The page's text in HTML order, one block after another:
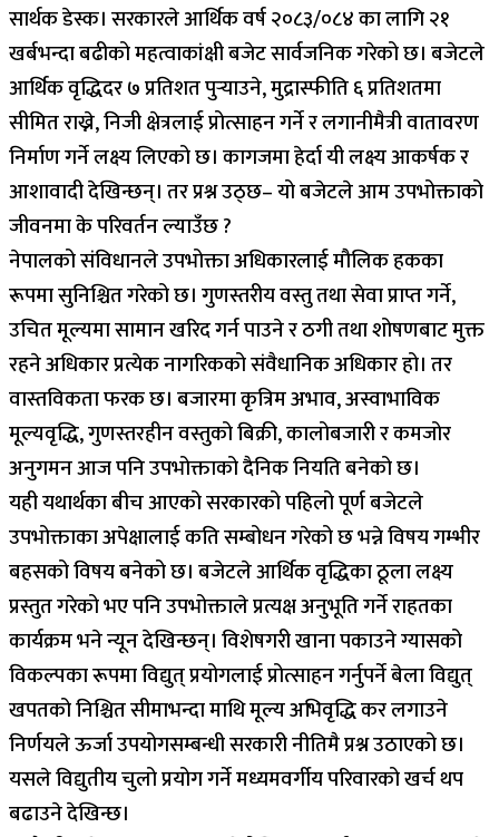
सार्थक डेस्क। सरकारले आर्थिक वर्ष २०८३/०८४ का लागि २१
खर्बभन्दा बढीको महत्वाकांक्षी बजेट सार्वजनिक गरेको छ। बजेटले
आर्थिक वृद्धिदर ७ प्रतिशत पुर्‍याउने, मुद्रास्फीति ६ प्रतिशतमा
सीमित राख्ने, निजी क्षेत्रलाई प्रोत्साहन गर्ने र लगानीमैत्री वातावरण
निर्माण गर्ने लक्ष्य लिएको छ। कागजमा हेर्दा यी लक्ष्य आकर्षक र
आशावादी देखिन्छन्। तर प्रश्न उठ्छ– यो बजेटले आम उपभोक्ताको
जीवनमा के परिवर्तन ल्याउँछ ?
नेपालको संविधानले उपभोक्ता अधिकारलाई मौलिक हकका
रूपमा सुनिश्चित गरेको छ। गुणस्तरीय वस्तु तथा सेवा प्राप्त गर्ने,
उचित मूल्यमा सामान खरिद गर्न पाउने र ठगी तथा शोषणबाट मुक्त
रहने अधिकार प्रत्येक नागरिकको संवैधानिक अधिकार हो। तर
वास्तविकता फरक छ। बजारमा कृत्रिम अभाव, अस्वाभाविक
मूल्यवृद्धि, गुणस्तरहीन वस्तुको बिक्री, कालोबजारी र कमजोर
अनुगमन आज पनि उपभोक्ताको दैनिक नियति बनेको छ।
यही यथार्थका बीच आएको सरकारको पहिलो पूर्ण बजेटले
उपभोक्ताका अपेक्षालाई कति सम्बोधन गरेको छ भन्ने विषय गम्भीर
बहसको विषय बनेको छ। बजेटले आर्थिक वृद्धिका ठूला लक्ष्य
प्रस्तुत गरेको भए पनि उपभोक्ताले प्रत्यक्ष अनुभूति गर्ने राहतका
कार्यक्रम भने न्यून देखिन्छन्। विशेषगरी खाना पकाउने ग्यासको
विकल्पका रूपमा विद्युत् प्रयोगलाई प्रोत्साहन गर्नुपर्ने बेला विद्युत्
खपतको निश्चित सीमाभन्दा माथि मूल्य अभिवृद्धि कर लगाउने
निर्णयले ऊर्जा उपयोगसम्बन्धी सरकारी नीतिमै प्रश्न उठाएको छ।
यसले विद्युतीय चुलो प्रयोग गर्ने मध्यमवर्गीय परिवारको खर्च थप
बढाउने देखिन्छ।